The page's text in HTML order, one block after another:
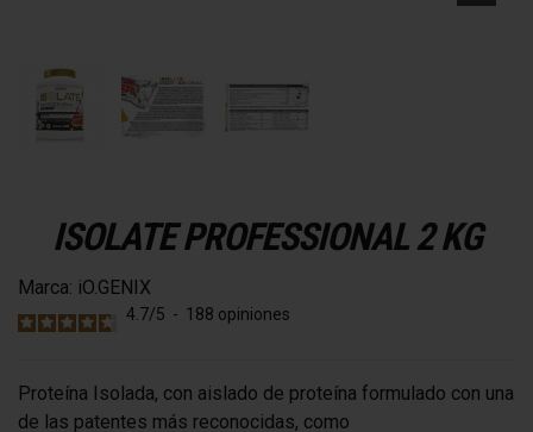
ISOLATE PROFESSIONAL 2 KG
Marca: iO.GENIX
4.7/5 - 188 opiniones
Proteína Isolada, con aislado de proteína formulado con una
de las patentes más reconocidas, como